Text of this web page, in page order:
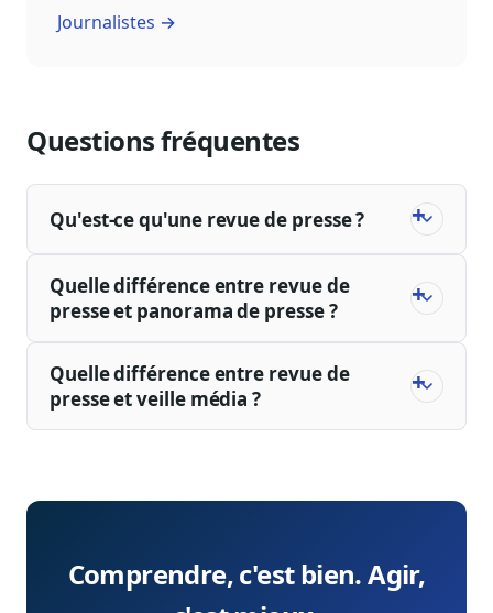
Journalistes →
Questions fréquentes
Qu'est-ce qu'une revue de presse ?
Quelle différence entre revue de
presse et panorama de presse ?
Quelle différence entre revue de
presse et veille média ?
Comprendre, c'est bien. Agir,